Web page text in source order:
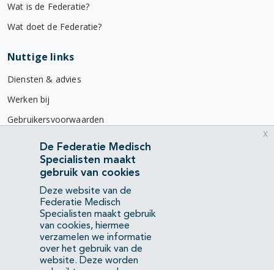
Wat is de Federatie?
Wat doet de Federatie?
Nuttige links
Diensten & advies
Werken bij
Gebruikersvoorwaarden
Privacyverklaring
Contact
Mercatorlaan 1200
3528 BL Utrecht
(088) 505 34 34
info@richtlijnendatabase.nl
De Federatie Medisch
Specialisten maakt
gebruik van cookies
Deze website van de
Federatie Medisch
Specialisten maakt gebruik
van cookies, hiermee
verzamelen we informatie
over het gebruik van de
website. Deze worden
x